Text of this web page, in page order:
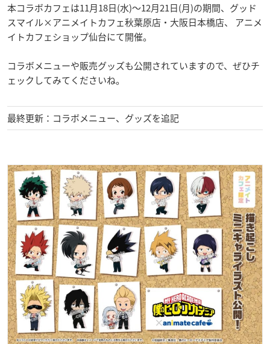
本コラボカフェは11月18日(水)～12月21日(月)の期間、グッド
スマイル×アニメイトカフェ秋葉原店・大阪日本橋店、 アニメ
イトカフェショップ仙台にて開催。
コラボメニューや販売グッズも公開されていますので、ぜひチ
ェックしてみてくださいね。
最終更新：コラボメニュー、グッズを追記